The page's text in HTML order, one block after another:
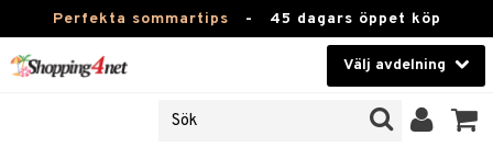
Perfekta sommartips - 45 dagars öppet köp
Välj avdelning